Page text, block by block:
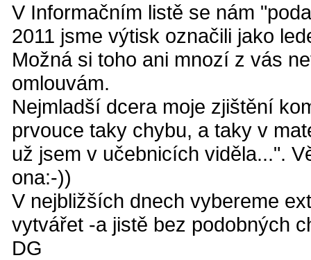
V Informačním listě se nám
2011 jsme výtisk označili jako
Možná si toho ani mnozí z vás
omlouvám.
Nejmladší dcera moje zjištění
prvouce taky chybu, a taky v
už jsem v učebnicích viděla...".
ona:-))
V nejbližších dnech vybereme
vytvářet -a jistě bez podobných
DG